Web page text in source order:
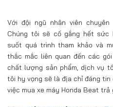
Với đội ngũ nhân viên chuyên
Chúng tôi sẽ cố gắng hết sức
suốt quá trình tham khảo và
thắc mắc liên quan đến các
chất lượng sản phẩm, dịch vụ
tôi hy vọng sẽ là địa chỉ đáng tin
việc mua xe máy Honda Beat